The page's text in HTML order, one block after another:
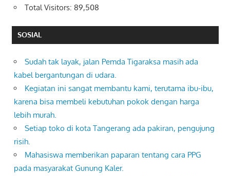
Total Visitors: 89,508
SOSIAL
Sudah tak layak, jalan Pemda Tigaraksa masih ada
kabel bergantungan di udara.
Kegiatan ini sangat membantu kami, terutama ibu-ibu,
karena bisa membeli kebutuhan pokok dengan harga
lebih murah.
Setiap toko di kota Tangerang ada pakiran, pengujung
risih.
Mahasiswa memberikan paparan tentang cara PPG
pada masyarakat Gunung Kaler.